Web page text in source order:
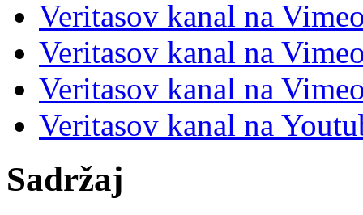
Veritasov kanal na
Veritasov kanal na
Veritasov kanal na
Veritasov kanal na
Sadržaj